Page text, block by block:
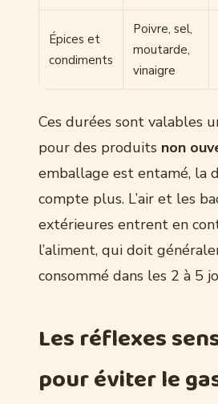
Épices et
condiments
Poivre, sel,
moutarde,
vinaigre
Ces durées sont valables
pour des produits non
emballage est entamé, la
compte plus. L’air et les
extérieures entrent en
l’aliment, qui doit
consommé dans les 2 à 5
Les réflexes
pour éviter le